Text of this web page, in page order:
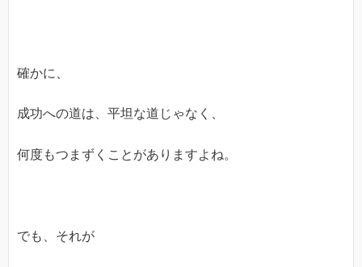
確かに、
成功への道は、平坦な道じゃなく、
何度もつまずくことがありますよね。
でも、それが